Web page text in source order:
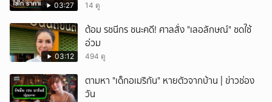
03:27 14 ดู
03:12
ต้อม รชนีกร ชนะคดี! ศาลสั่ง "เลอลักษณ์" ชดใช้
อ่วม
494 ดู
ตามหา "เด็กอเมริกัน" หายตัวจากบ้าน | ข่าวช่อง
วัน